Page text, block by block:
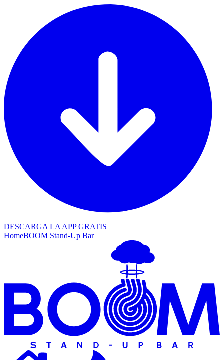
DESCARGA LA APP GRATIS
HomeBOOM Stand-Up Bar